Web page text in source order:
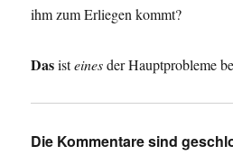
ihm zum Erliegen kommt?
Dasisteinesder Hauptprobleme
Die Kommentare sind